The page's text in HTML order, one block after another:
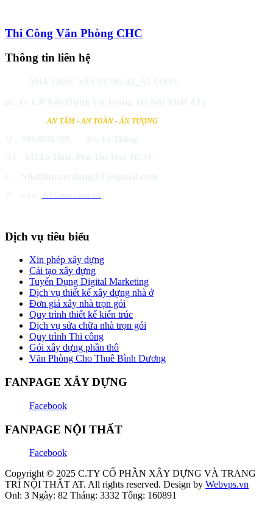
Thi Công Văn Phòng CHC
Thông tin liên hệ
AN TÂM - AN TOÀN - ẤN TƯỢNG
Dịch vụ tiêu biểu
Xin phép xây dựng
Cải tạo xây dựng
Tuyển Dụng Digital Marketing
Dịch vụ thiết kế xây dựng nhà ở
Đơn giá xây nhà trọn gói
Quy trình thiết kế kiến trúc
Dịch vụ sửa chữa nhà trọn gói
Quy trình Thi công
Gói xây dựng phần thô
Văn Phòng Cho Thuê Bình Dương
FANPAGE XÂY DỰNG
Facebook
FANPAGE NỘI THẤT
Facebook
Copyright © 2025 C.TY CỔ PHẦN XÂY DỰNG VÀ TRANG
TRÍ NỘI THẤT AT. All rights reserved. Design by Webvps.vn
Onl: 3 Ngày: 82 Tháng: 3332 Tổng: 160891